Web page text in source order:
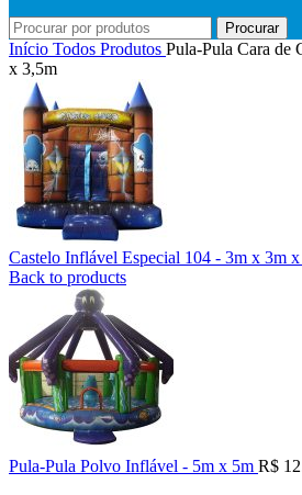
Procurar
Início Todos Produtos Pula-Pula Cara de
x 3,5m
Castelo Inflável Especial 104 - 3m x 3m
Back to products
Pula-Pula Polvo Inflável - 5m x 5m R$